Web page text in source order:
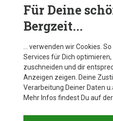
Damen Senja Flex1 Rock
138,95 €
S M L
Für Deine
Bergzeit...
… verwenden wir Cookies.
Services für Dich
zuschneiden und dir
Anzeigen zeigen. Deine
Verarbeitung Deiner Daten
Mehr Infos findest Du auf der